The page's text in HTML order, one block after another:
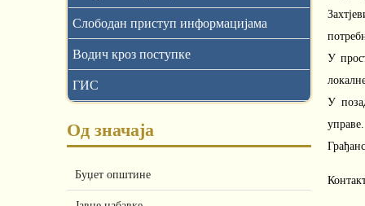
Слободан приступ информацијама
Водич кроз поступке
ГИС
Од значаја
Буџет општине
У
У
управе.